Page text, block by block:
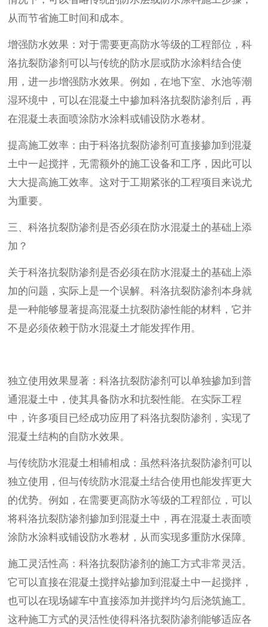
从而节省施工时间和成本。
增强防水效果：对于需要更高防水等级的工程部位，科
洛抗裂防渗剂可以与传统的防水层或防水涂料结合使
用，进一步增强防水效果。例如，在地下室、水池等潮
湿环境中，可以在混凝土中掺加科洛抗裂防渗剂后，再
在混凝土表面喷涂防水涂料或铺设防水卷材。
提高施工效率：由于科洛抗裂防渗剂可直接掺加到混凝
土中一起搅拌，无需额外的施工设备和工序，因此可以
大大提高施工效率。这对于工期紧张的工程项目来说尤
为重要。
三、科洛抗裂防渗剂是否必须在防水混凝土的基础上添
加？
关于科洛抗裂防渗剂是否必须在防水混凝土的基础上添
加的问题，实际上是一个误解。科洛抗裂防渗剂本身就
是一种能够显著提高混凝土抗裂防渗性能的材料，它并
不是必须依赖于防水混凝土才能发挥作用。
独立使用效果显著：科洛抗裂防渗剂可以单独掺加到普
通混凝土中，使其具备防水和抗裂性能。在实际工程
中，许多项目已经成功应用了科洛抗裂防渗剂，实现了
混凝土结构的自防水效果。
与传统防水混凝土相辅相成：虽然科洛抗裂防渗剂可以
独立使用，但与传统防水混凝土结合使用也能发挥更大
的优势。例如，在需要更高防水等级的工程部位，可以
将科洛抗裂防渗剂掺加到混凝土中，再在混凝土表面喷
涂防水涂料或铺设防水卷材，从而实现多重防水保障。
施工灵活性高：科洛抗裂防渗剂的施工方式非常灵活。
它可以直接在混凝土搅拌站掺加到混凝土中一起搅拌，
也可以在现场罐车中直接添加并搅拌均匀后浇筑施工。
这种施工方式的灵活性使得科洛抗裂防渗剂能够适应各